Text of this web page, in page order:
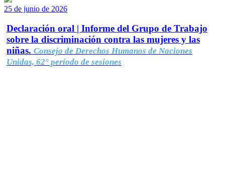
25 de junio de 2026
Declaración oral | Informe del Grupo de Trabajo
sobre la discriminación contra las mujeres y las
niñas. Consejo de Derechos Humanos de Naciones
Unidas, 62° período de sesiones